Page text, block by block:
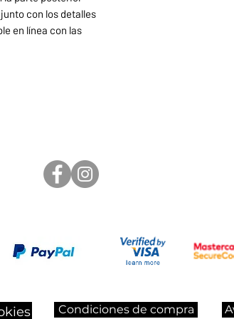
con los detalles
en línea con las
Condiciones de compra